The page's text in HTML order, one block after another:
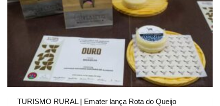
TURISMO RURAL | Emater lança Rota do Queijo